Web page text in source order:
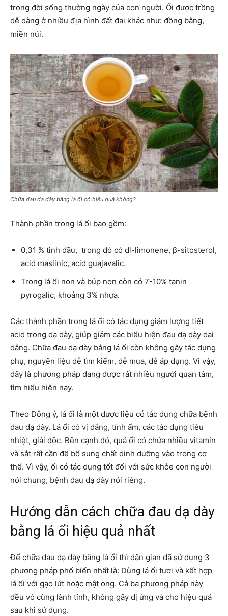
trong đời sống thường ngày của con người. Ổi được trồng
dễ dàng ở nhiều địa hình đất đai khác như: đồng bằng,
miền núi.
Chữa đau dạ dày bằng lá ổi có hiệu quả không?
Thành phần trong lá ổi bao gồm:
0,31 % tinh dầu, trong đó có dl-limonene, β-sitosterol,
acid maslinic, acid guajavalic.
Trong lá ổi non và búp non còn có 7-10% tanin
pyrogalic, khoảng 3% nhựa.
Các thành phần trong lá ổi có tác dụng giảm lượng tiết
acid trong dạ dày, giúp giảm các biểu hiện đau dạ dày dai
dẳng. Chữa đau dạ dày bằng lá ổi còn không gây tác dụng
phụ, nguyên liệu dễ tìm kiếm, dễ mua, dễ áp dụng. Vì vậy,
đây là phương pháp đang được rất nhiều người quan tâm,
tìm hiểu hiện nay.
Theo Đông ý, lá ổi là một dược liệu có tác dụng chữa bệnh
đau dạ dày. Lá ổi có vị đắng, tính ấm, các tác dụng tiêu
nhiệt, giải độc. Bên cạnh đó, quả ổi có chứa nhiều vitamin
và sắt rất cần để bổ sung chất dinh dưỡng vào trong cơ
thể. Vì vậy, ổi có tác dụng tốt đối với sức khỏe con người
nói chung, bệnh đau dạ dày nói riêng.
Hướng dẫn cách chữa đau dạ dày
bằng lá ổi hiệu quả nhất
Để chữa đau dạ dày bằng lá ổi thì dân gian đã sử dụng 3
phương pháp phổ biến nhất là: Dùng lá ổi tươi và kết hợp
lá ổi với gạo lứt hoặc mật ong. Cả ba phương pháp này
đều vô cùng lành tính, không gây dị ứng và cho hiệu quả
sau khi sử dụng.